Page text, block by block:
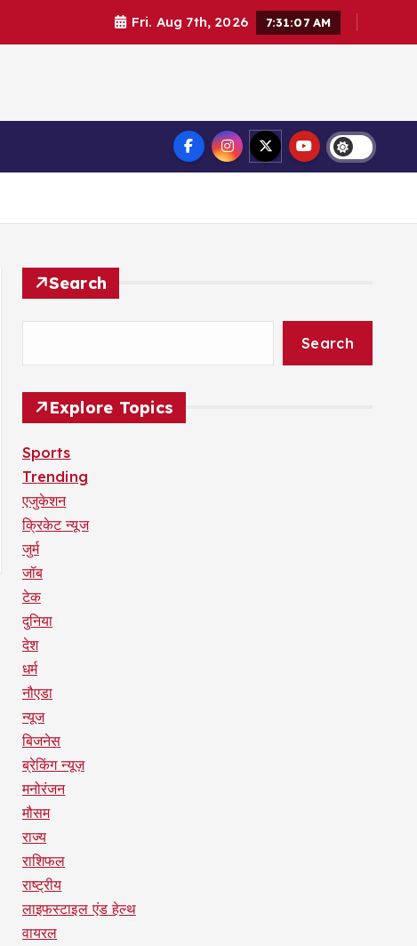
Fri. Aug 7th, 2026 7:31:07 AM
Search
Search
Explore Topics
Sports
Trending
एजुकेशन
क्रिकेट न्यूज
जुर्म
जॉब
टेक
दुनिया
देश
धर्म
नौएडा
न्यूज
बिजनेस
ब्रेकिंग न्यूज़
मनोरंजन
मौसम
राज्य
राशिफल
राष्ट्रीय
लाइफस्टाइल एंड हेल्थ
वायरल